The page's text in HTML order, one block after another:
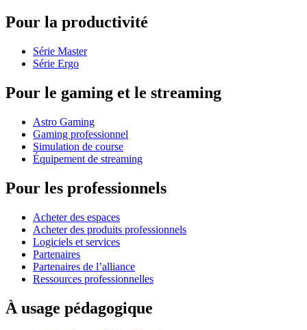
Pour la productivité
Série Master
Série Ergo
Pour le gaming et le streaming
Astro Gaming
Gaming professionnel
Simulation de course
Équipement de streaming
Pour les professionnels
Acheter des espaces
Acheter des produits professionnels
Logiciels et services
Partenaires
Partenaires de l’alliance
Ressources professionnelles
À usage pédagogique